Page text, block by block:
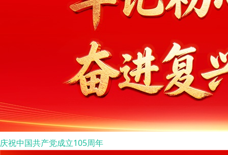
庆祝中国共产党成立105周年